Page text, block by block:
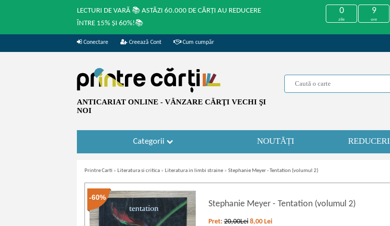
LECTURI DE VARĂ 📚 ASTĂZI 60.000 DE CĂRȚI AU REDUCERE
ÎNTRE 15% ȘI 60%!📚
0
zile
9
ore
Conectare Creează Cont Cum cumpăr
ANTICARIAT ONLINE - VÂNZARE CĂRŢI VECHI ŞI
NOI
Categorii NOUTĂȚI REDUCERI
Printre Carti » Literatura si critica » Literatura in limbi straine » Stephanie Meyer - Tentation (volumul 2)
-60%
Stephanie Meyer - Tentation (volumul 2)
Pret:20,00Lei 8,00 Lei